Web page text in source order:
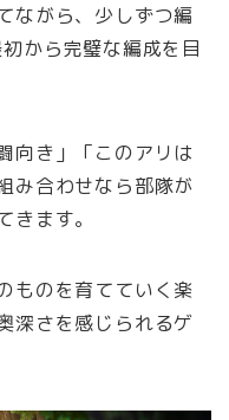
ながら、少しずつ編
から完璧な編成を目
向き」「このアリは
み合わせなら部隊が
ます。
ものを育てていく楽
深さを感じられるゲ